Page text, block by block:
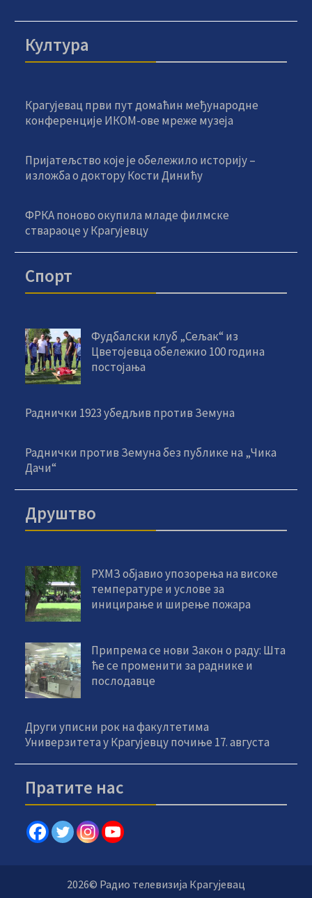
Култура
Крагујевац први пут домаћин међународне
конференције ИКОМ-ове мреже музеја
Пријатељство које је обележило историју –
изложба о доктору Кости Динићу
ФРКА поново окупила младе филмске
ствараоце у Крагујевцу
Спорт
Фудбалски клуб „Сељак“ из
Цветојевца обележио 100 година
постојања
Раднички 1923 убедљив против Земуна
Раднички против Земуна без публике на „Чика
Дачи“
Друштво
РХМЗ објавио упозорења на високе
температуре и услове за
иницирање и ширење пожара
Припрема се нови Закон о раду: Шта
ће се променити за раднике и
послодавце
Други уписни рок на факултетима
Универзитета у Крагујевцу почиње 17. августа
Пратите нас
2026© Радио телевизија Крагујевац